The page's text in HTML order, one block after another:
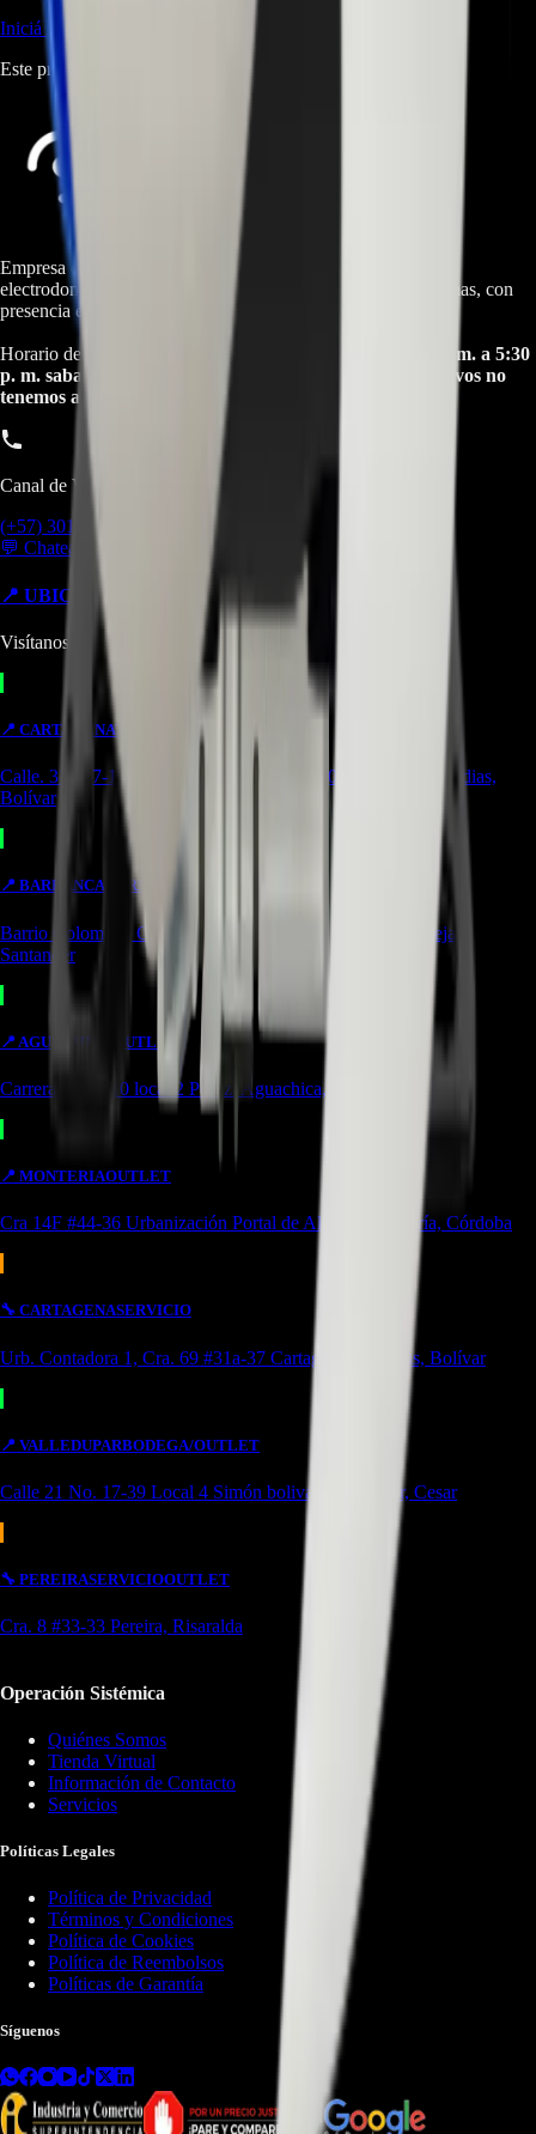
Iniciá sesión
para dejar una reseña.
Este producto aún no tiene reseñas. Sé el primero en opinar.
Empresa especializada en electrodomésticos, repuestos de
electrodomésticos, motos electricas y repuestos para las mismas, con
presencia en toda Colombia.
Horario de atención Call Center:
lunes a viernes de 8:30 a. m. a 5:30
p. m. sabados de 9:00 a. m. a 1:00 p. m. Domingos y festivos no
tenemos atencion online.
Canal de Ventas!!
(+57) 301 5739461
💬 Chatear por WhatsApp
📍 UBICACIONES Y SUCURSALES
Visítanos en cualquiera de nuestras tiendas
📍 CARTAGENATIENDA
Calle. 31 #57-106. CC Ejecutivos Local 130 Cartagena de Indias,
Bolívar
📍 BARRANCABERMEJA
Barrio Colombia, Cl. 49 #15-66 Local 107 Barrancabermeja,
Santander
📍 AGUACHICA OUTLET
Carrera 24 #8-10 local 2 Potozí Aguachica, Cesar
📍 MONTERIAOUTLET
Cra 14F #44-36 Urbanización Portal de Almeria Montería, Córdoba
🔧 CARTAGENASERVICIO
Urb. Contadora 1, Cra. 69 #31a-37 Cartagena de Indias, Bolívar
📍 VALLEDUPARBODEGA/OUTLET
Calle 21 No. 17-39 Local 4 Simón bolivar Valledupar, Cesar
🔧 PEREIRASERVICIOOUTLET
Cra. 8 #33-33 Pereira, Risaralda
Operación Sistémica
Quiénes Somos
Tienda Virtual
Información de Contacto
Servicios
Políticas Legales
Política de Privacidad
Términos y Condiciones
Política de Cookies
Política de Reembolsos
Políticas de Garantía
Síguenos